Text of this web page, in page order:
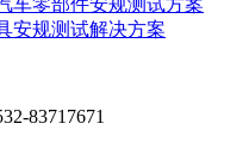
安规测试解决方案
83717671